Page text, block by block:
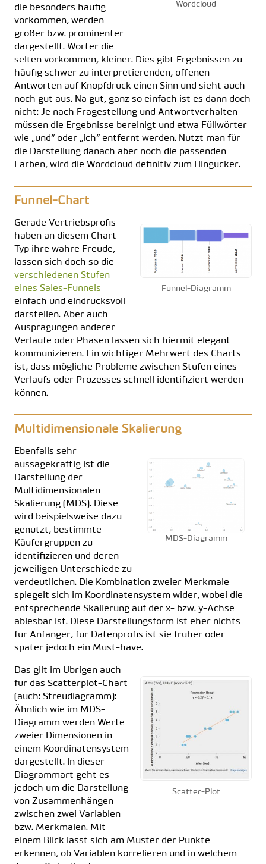
Wordcloud
die besonders häufig
vorkommen, werden
größer bzw. prominenter
dargestellt. Wörter die
selten vorkommen, kleiner. Dies gibt Ergebnissen zu
häufig schwer zu interpretierenden, offenen
Antworten auf Knopfdruck einen Sinn und sieht auch
noch gut aus. Na gut, ganz so einfach ist es dann doch
nicht: Je nach Fragestellung und Antwortverhalten
müssen die Ergebnisse bereinigt und etwa Füllwörter
wie „und“ oder „ich“ entfernt werden. Nutzt man für
die Darstellung danach aber noch die passenden
Farben, wird die Wordcloud definitiv zum Hingucker.
Funnel-Chart
Funnel-Diagramm
Gerade Vertriebsprofis
haben an diesem Chart-
Typ ihre wahre Freude,
lassen sich doch so die
verschiedenen Stufen
eines Sales-Funnels
einfach und eindrucksvoll
darstellen. Aber auch
Ausprägungen anderer
Verläufe oder Phasen lassen sich hiermit elegant
kommunizieren. Ein wichtiger Mehrwert des Charts
ist, dass mögliche Probleme zwischen Stufen eines
Verlaufs oder Prozesses schnell identifiziert werden
können.
Multidimensionale Skalierung
MDS-Diagramm
Ebenfalls sehr
aussagekräftig ist die
Darstellung der
Multidimensionalen
Skalierung (MDS). Diese
wird beispielsweise dazu
genutzt, bestimmte
Käufergruppen zu
identifizieren und deren
jeweiligen Unterschiede zu
verdeutlichen. Die Kombination zweier Merkmale
spiegelt sich im Koordinatensystem wider, wobei die
entsprechende Skalierung auf der x- bzw. y-Achse
ablesbar ist. Diese Darstellungsform ist eher nichts
für Anfänger, für Datenprofis ist sie früher oder
später jedoch ein Must-have.
Scatter-Plot
Das gilt im Übrigen auch
für das Scatterplot-Chart
(auch: Streudiagramm):
Ähnlich wie im MDS-
Diagramm werden Werte
zweier Dimensionen in
einem Koordinatensystem
dargestellt. In dieser
Diagrammart geht es
jedoch um die Darstellung
von Zusammenhängen
zwischen zwei Variablen
bzw. Merkmalen. Mit
einem Blick lässt sich am Muster der Punkte
erkennen, ob Variablen korrelieren und in welchem